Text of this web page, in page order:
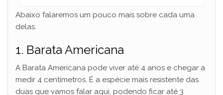
Abaixo falaremos um pouco mais sobre cada uma
delas.
1. Barata Americana
A Barata Americana pode viver até 4 anos e chegar a
medir 4 centímetros. É a espécie mais resistente das
duas que vamos falar aqui, podendo ficar até 3